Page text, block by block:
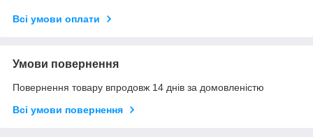
Всі умови оплати
Умови повернення
Повернення товару впродовж 14 днів за домовленістю
Всі умови повернення